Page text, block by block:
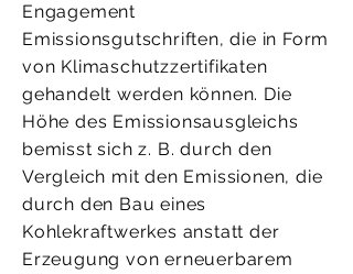
Engagement
Emissionsgutschriften, die in Form
von Klimaschutzzertifikaten
gehandelt werden können. Die
Höhe des Emissionsausgleichs
bemisst sich z. B. durch den
Vergleich mit den Emissionen, die
durch den Bau eines
Kohlekraftwerkes anstatt der
Erzeugung von erneuerbarem